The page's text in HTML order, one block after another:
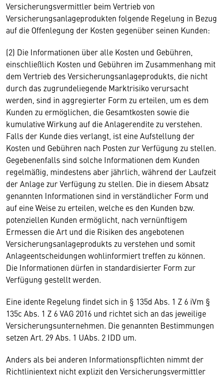
Versicherungsvermittler beim Vertrieb von
Versicherungsanlageprodukten folgende Regelung in Bezug
auf die Offenlegung der Kosten gegenüber seinen Kunden:
(2) Die Informationen über alle Kosten und Gebühren,
einschließlich Kosten und Gebühren im Zusammenhang mit
dem Vertrieb des Versicherungsanlageprodukts, die nicht
durch das zugrundeliegende Marktrisiko verursacht
werden, sind in aggregierter Form zu erteilen, um es dem
Kunden zu ermöglichen, die Gesamtkosten sowie die
kumulative Wirkung auf die Anlagerendite zu verstehen.
Falls der Kunde dies verlangt, ist eine Aufstellung der
Kosten und Gebühren nach Posten zur Verfügung zu stellen.
Gegebenenfalls sind solche Informationen dem Kunden
regelmäßig, mindestens aber jährlich, während der Laufzeit
der Anlage zur Verfügung zu stellen. Die in diesem Absatz
genannten Informationen sind in verständlicher Form und
auf eine Weise zu erteilen, welche es den Kunden bzw.
potenziellen Kunden ermöglicht, nach vernünftigem
Ermessen die Art und die Risiken des angebotenen
Versicherungsanlageprodukts zu verstehen und somit
Anlageentscheidungen wohlinformiert treffen zu können.
Die Informationen dürfen in standardisierter Form zur
Verfügung gestellt werden.
Eine idente Regelung findet sich in § 135d Abs. 1 Z 6 iVm §
135c Abs. 1 Z 6 VAG 2016 und richtet sich an das jeweilige
Versicherungsunternehmen. Die genannten Bestimmungen
setzen Art. 29 Abs. 1 UAbs. 2 IDD um.
Anders als bei anderen Informationspflichten nimmt der
Richtlinientext nicht explizit den Versicherungsvermittler